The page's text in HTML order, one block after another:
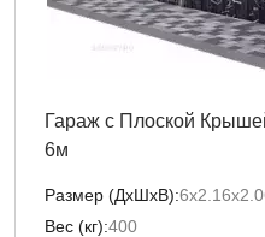
Гараж с Плоской
6м
Размер (ДxШxВ):
Вес (кг):400